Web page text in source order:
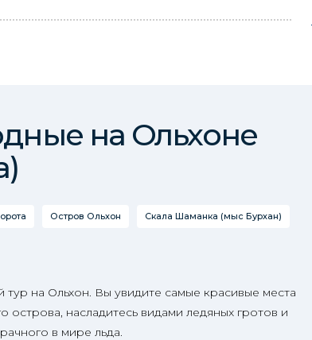
на Ольхоне
Остров Ольхон Скала Шаманка (мыс Бурхан)
тур на Ольхон. Вы увидите самые красивые места
острова, насладитесь видами ледяных гротов и
в мире льда.